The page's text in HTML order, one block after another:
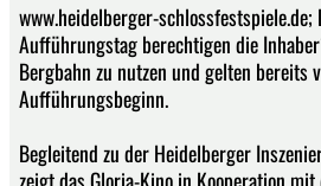
www.heidelberger-
Aufführungstag berechtigen die
Bergbahn zu nutzen und gelten bereits
Aufführungsbeginn.
Begleitend zu der Heidelberger